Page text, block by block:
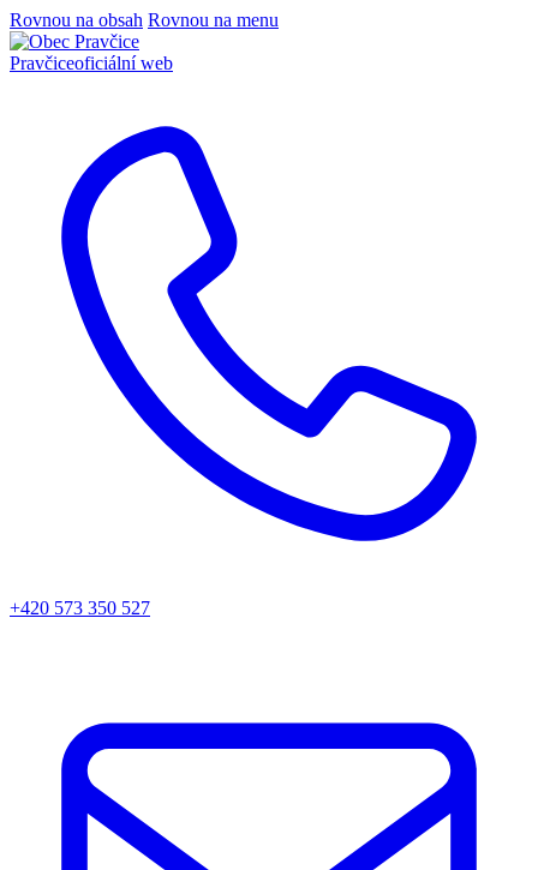
Rovnou na obsah Rovnou na menu
Pravčiceoficiální web
+420 573 350 527